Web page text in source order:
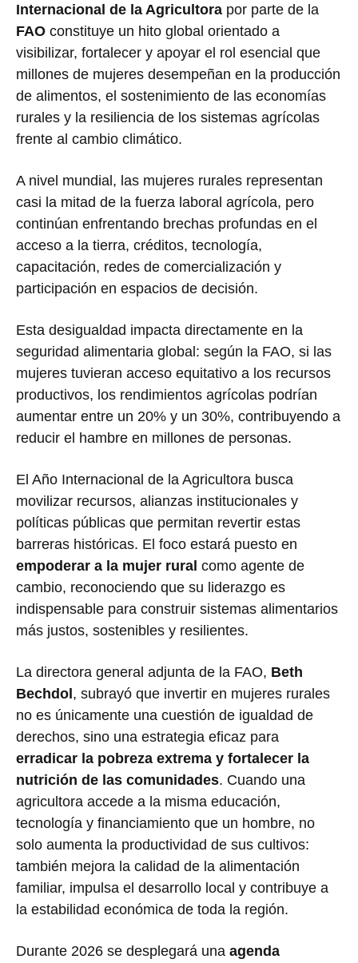
Internacional de la Agricultora por parte de la
FAO constituye un hito global orientado a
visibilizar, fortalecer y apoyar el rol esencial que
millones de mujeres desempeñan en la producción
de alimentos, el sostenimiento de las economías
rurales y la resiliencia de los sistemas agrícolas
frente al cambio climático.
A nivel mundial, las mujeres rurales representan
casi la mitad de la fuerza laboral agrícola, pero
continúan enfrentando brechas profundas en el
acceso a la tierra, créditos, tecnología,
capacitación, redes de comercialización y
participación en espacios de decisión.
Esta desigualdad impacta directamente en la
seguridad alimentaria global: según la FAO, si las
mujeres tuvieran acceso equitativo a los recursos
productivos, los rendimientos agrícolas podrían
aumentar entre un 20% y un 30%, contribuyendo a
reducir el hambre en millones de personas.
El Año Internacional de la Agricultora busca
movilizar recursos, alianzas institucionales y
políticas públicas que permitan revertir estas
barreras históricas. El foco estará puesto en
empoderar a la mujer rural como agente de
cambio, reconociendo que su liderazgo es
indispensable para construir sistemas alimentarios
más justos, sostenibles y resilientes.
La directora general adjunta de la FAO, Beth
Bechdol, subrayó que invertir en mujeres rurales
no es únicamente una cuestión de igualdad de
derechos, sino una estrategia eficaz para
erradicar la pobreza extrema y fortalecer la
nutrición de las comunidades. Cuando una
agricultora accede a la misma educación,
tecnología y financiamiento que un hombre, no
solo aumenta la productividad de sus cultivos:
también mejora la calidad de la alimentación
familiar, impulsa el desarrollo local y contribuye a
la estabilidad económica de toda la región.
Durante 2026 se desplegará una agenda